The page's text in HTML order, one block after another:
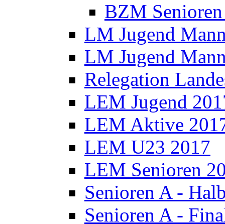
BZM
LM Jugend
LM Jugend
Relegation
LEM Jugend
LEM Aktive
LEM U23 2017
LEM Senioren
Senioren A -
Senioren A -